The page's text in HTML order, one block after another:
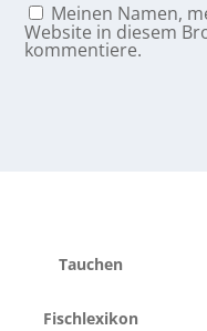
Meinen Namen,
Website in diesem
kommentiere.
Tauchen
Fischlexikon